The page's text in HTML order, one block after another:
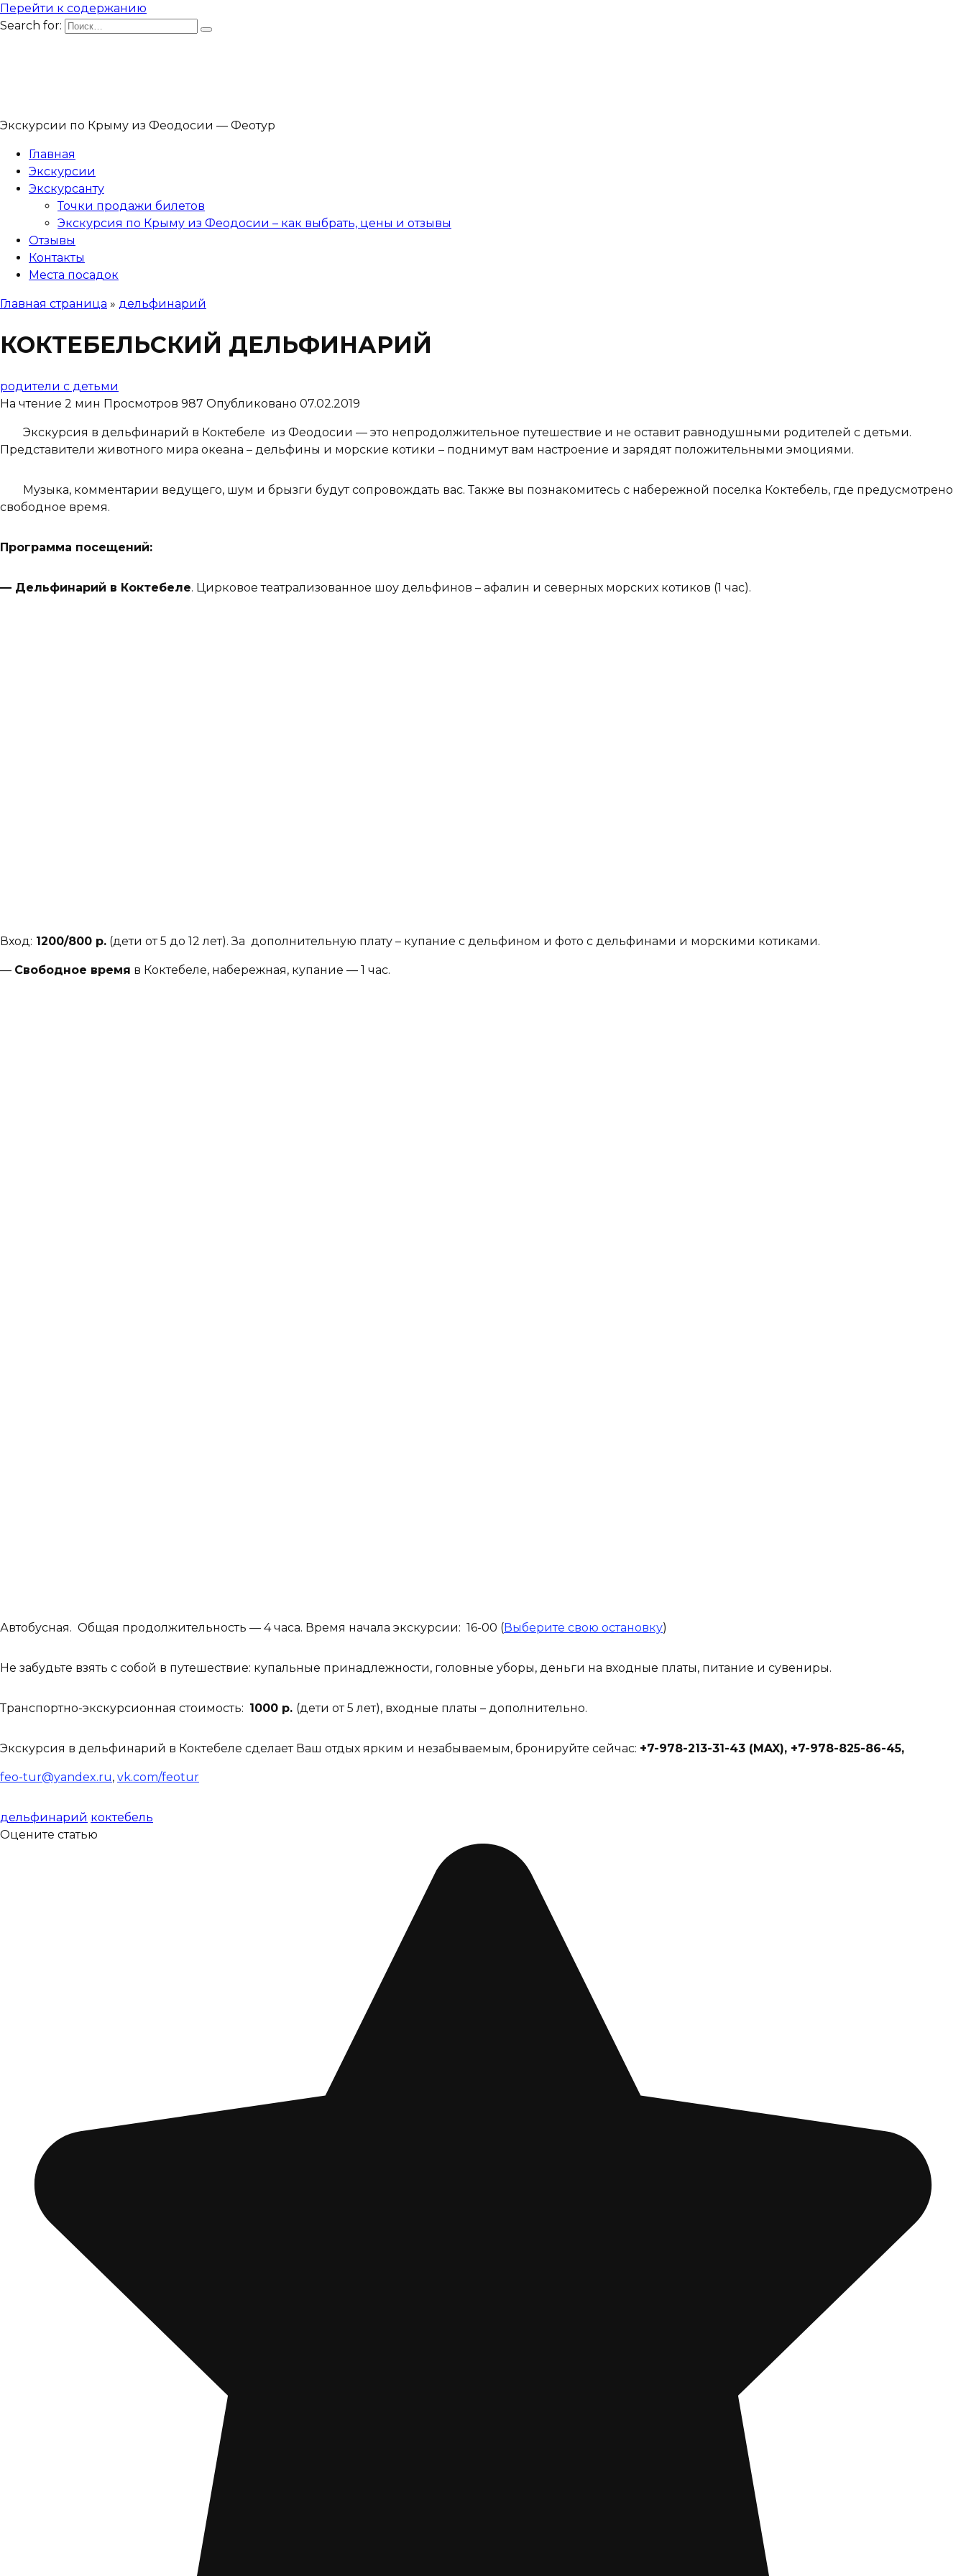
Перейти к содержанию
Search for:
Экскурсии по Крыму из Феодосии — Феотур
Главная
Экскурсии
Экскурсанту
Точки продажи билетов
Экскурсия по Крыму из Феодосии – как выбрать, цены и отзывы
Отзывы
Контакты
Места посадок
Главная страница » дельфинарий
КОКТЕБЕЛЬСКИЙ ДЕЛЬФИНАРИЙ
родители с детьми
На чтение 2 мин Просмотров 987 Опубликовано 07.02.2019
Экскурсия в дельфинарий в Коктебеле из Феодосии — это непродолжительное путешествие и не оставит равнодушными родителей с детьми.
Представители животного мира океана – дельфины и морские котики – поднимут вам настроение и зарядят положительными эмоциями.
Музыка, комментарии ведущего, шум и брызги будут сопровождать вас. Также вы познакомитесь с набережной поселка Коктебель, где предусмотрено
свободное время.
Программа посещений:
— Дельфинарий в Коктебеле. Цирковое театрализованное шоу дельфинов – афалин и северных морских котиков (1 час).
Вход: 1200/800 р. (дети от 5 до 12 лет). За дополнительную плату – купание с дельфином и фото с дельфинами и морскими котиками.
— Свободное время в Коктебеле, набережная, купание — 1 час.
Автобусная. Общая продолжительность — 4 часа. Время начала экскурсии: 16-00 (Выберите свою остановку)
Не забудьте взять с собой в путешествие: купальные принадлежности, головные уборы, деньги на входные платы, питание и сувениры.
Транспортно-экскурсионная стоимость: 1000 р. (дети от 5 лет), входные платы – дополнительно.
Экскурсия в дельфинарий в Коктебеле сделает Ваш отдых ярким и незабываемым, бронируйте сейчас: +7-978-213-31-43 (MAX), +7-978-825-86-45,
feo-tur@yandex.ru, vk.com/feotur
дельфинарий коктебель
Оцените статью